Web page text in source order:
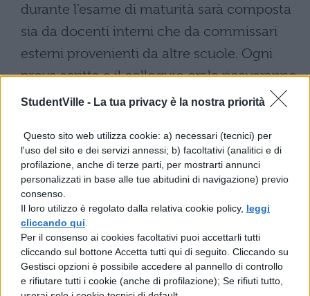
StudentVille - La tua privacy è la nostra priorità
Questo sito web utilizza cookie: a) necessari (tecnici) per
l'uso del sito e dei servizi annessi; b) facoltativi (analitici e di
profilazione, anche di terze parti, per mostrarti annunci
personalizzati in base alle tue abitudini di navigazione) previo
consenso.
Il loro utilizzo è regolato dalla relativa cookie policy, leggi
cliccando qui
Per il consenso ai cookies facoltativi puoi accettarli tutti
cliccando sul bottone Accetta tutti qui di seguito. Cliccando su
Gestisci opzioni è possibile accedere al pannello di controllo
e rifiutare tutti i cookie (anche di profilazione); Se rifiuti tutto,
durante l’esame di maturità sarà composta
sia da docenti interni che da commissari
esterni provenienti da altre scuole. Ogni
prova scritta e il colloquio orale riceveranno
una valutazione in ventesimi.
Al punteggio ottenuto nelle prove d’esame
si aggiungeranno i crediti scolastici
maturati durante il triennio, che
possono raggiungere un massimo di 40
punti. La commissione avrà inoltre la
facoltà di assegnare fino a 5 punti bonus
agli studenti particolarmente meritevoli. Il
voto finale dell’esame di maturità sarà